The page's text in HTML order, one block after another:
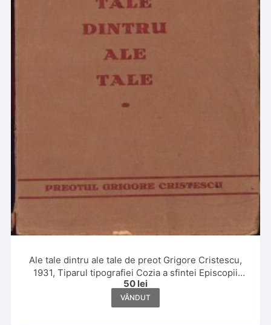
Ale tale dintru ale tale de preot Grigore Cristescu,
1931, Tiparul tipografiei Cozia a sfintei Episcopii
Râmnicului Vâlcii
50 lei
VÂNDUT